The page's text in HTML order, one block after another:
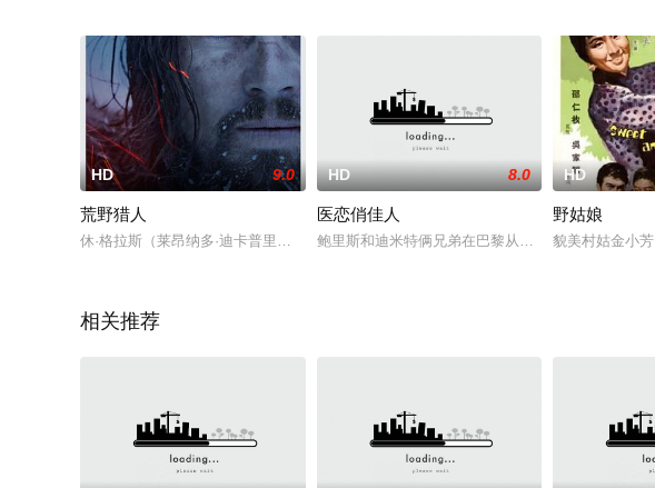
「いらっしゃ
HD 9.0
荒野猎人
休·格拉斯（莱昂纳多·迪卡普里奥 Leonardo DiCaprio 饰）是一名皮草猎人，在一次打猎
HD 8.0
医恋俏佳人
鲍里斯和迪米特俩兄弟在巴黎从事医疗工作，他们
HD
野姑娘
貌美村姑金小
相关推荐